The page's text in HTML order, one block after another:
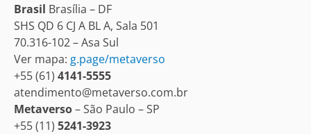
Brasil Brasília – DF
SHS QD 6 CJ A BL A, Sala 501
70.316-102 – Asa Sul
Ver mapa: g.page/metaverso
+55 (61) 4141-5555
atendimento@metaverso.com.br
Metaverso– São Paulo – SP
+55 (11) 5241-3923